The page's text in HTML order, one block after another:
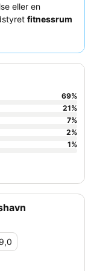
eller en
fitnessrum
daglige
9,0
69%
21%
7%
2%
1%